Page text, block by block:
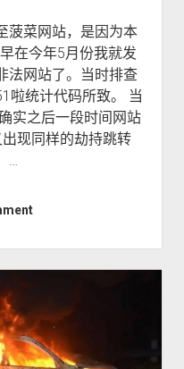
菠菜网站，是因为本
在今年5月份我就发
法网站了。当时排查
啦统计代码所致。 当
实之后一段时间网站
现同样的劫持跳转
…